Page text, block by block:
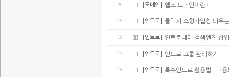
20 [도메인] 웹즈 도메인이란?
19 [인트로] 클릭시 소형가입창 띄우
18 [인트로] 인트로내에 검색엔진 삽
17 [인트로] 인트로 그룹 관리하기
16 [인트로] 특수인트로 활용법 - 내